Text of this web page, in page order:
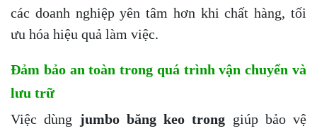
các doanh nghiệp yên tâm hơn khi chất hàng, tối
ưu hóa hiệu quả làm việc.
Đảm bảo an toàn trong quá trình vận chuyển và
lưu trữ
Việc dùng jumbo băng keo trong giúp bảo vệ